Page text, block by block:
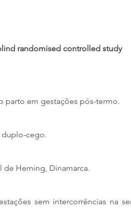
randomised controlled study
parto em gestações pós-termo.
cego.
de Herning, Dinamarca.
sem intercorrências na